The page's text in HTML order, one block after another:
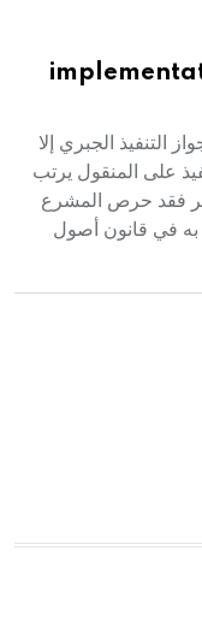
التنفيذ الجبري إلا
على المنقول يرتب
فقد حرص المشرع
به في قانون أصول